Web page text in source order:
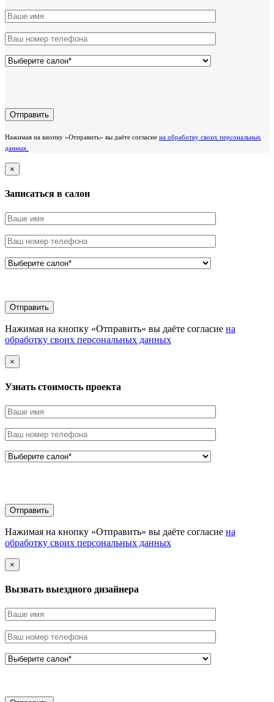
Нажимая на кнопку «Отправить» вы даёте согласие на обработку своих персональных
данных.
×
Записаться в салон
Нажимая на кнопку «Отправить» вы даёте согласие на
обработку своих персональных данных
×
Узнать стоимоcть проекта
Нажимая на кнопку «Отправить» вы даёте согласие на
обработку своих персональных данных
×
Вызвать выездного дизайнера